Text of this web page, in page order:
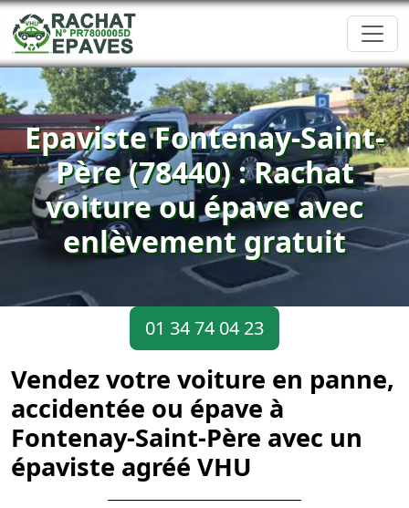
Epaviste Fontenay-Saint-
Père (78440) : Rachat
voiture ou épave avec
enlèvement gratuit
01 34 74 04 23
Vendez votre voiture en panne,
accidentée ou épave à
Fontenay-Saint-Père avec un
épaviste agréé VHU